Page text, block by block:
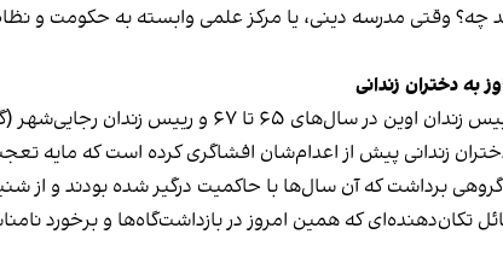
چه؟ وقتی مدرسه دینی، یا مرکز علمی وابسته به حکومت و
امام جمعه اهل سنت زاهدان به اعتراف حسین مرتضوی
گروهی برداشت که آن سال‌ها با حاکمیت درگیر شده بودند و از
تکان‌دهنده‌ای که همین امروز در بازداشت‌گاه‌ها و برخورد